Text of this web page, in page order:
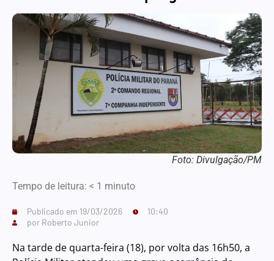
Foto: Divulgação/PM
Tempo de leitura: < 1 minuto
Publicado em 19/03/2026
10:40
por Roberto Junior
Na tarde de quarta-feira (18), por volta das 16h50, a